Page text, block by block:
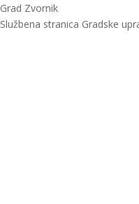
Grad Zvornik
Službena stranica Gradske